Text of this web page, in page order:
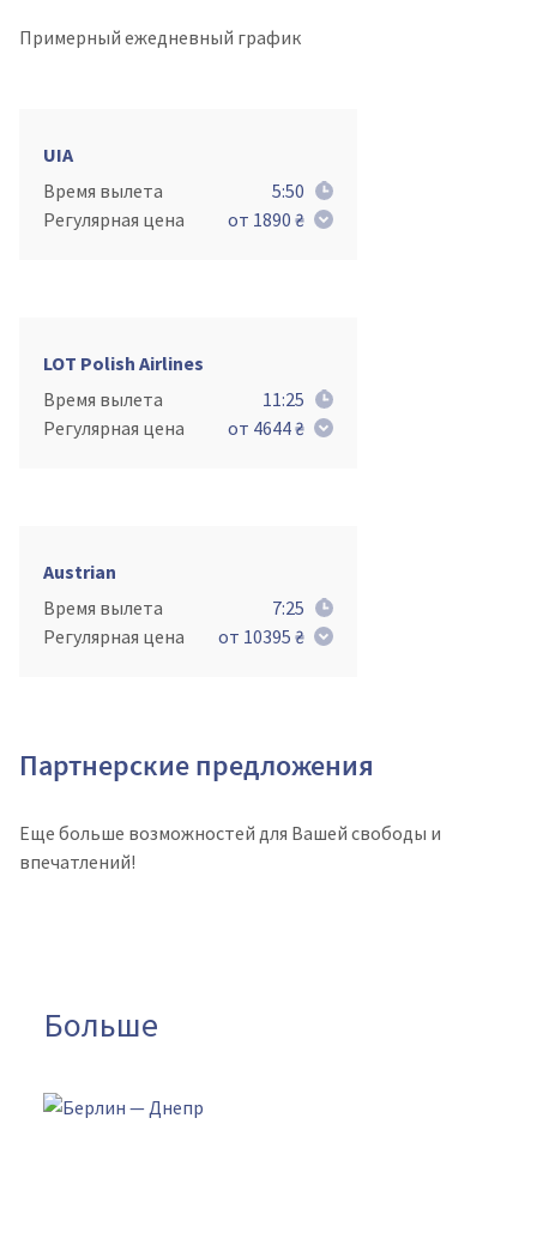
Примерный ежедневный график
UIA
Время вылета
5:50
Регулярная цена
от 1890 ₴
LOT Polish Airlines
Время вылета
11:25
Регулярная цена
от 4644 ₴
Austrian
Время вылета
7:25
Регулярная цена
от 10395 ₴
Партнерские предложения
Еще больше возможностей для Вашей свободы и
впечатлений!
Больше